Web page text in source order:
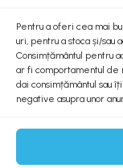
Pentru a oferi cea mai
uri, pentru a stoca și/
Consimțământul pentru
ar fi comportamentul de
dai consimțământul sau
negative asupra unor
Newsletter
Abonează-te la
ultimele noutăți.
ANPC